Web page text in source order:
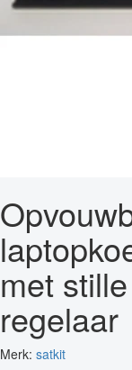
met
regelaar
Merk: satkit